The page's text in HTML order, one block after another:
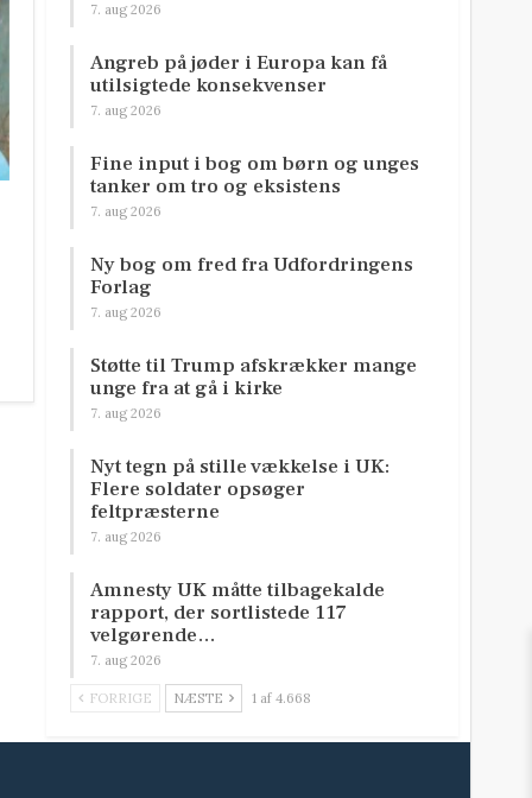
7. aug 2026
Angreb på jøder i Europa kan få
utilsigtede konsekvenser
7. aug 2026
Fine input i bog om børn og unges
tanker om tro og eksistens
7. aug 2026
Ny bog om fred fra Udfordringens
Forlag
7. aug 2026
Støtte til Trump afskrækker mange
unge fra at gå i kirke
7. aug 2026
Nyt tegn på stille vækkelse i UK:
Flere soldater opsøger
feltpræsterne
7. aug 2026
Amnesty UK måtte tilbagekalde
rapport, der sortlistede 117
velgørende…
7. aug 2026
FORRIGE NÆSTE 1 af 4.668